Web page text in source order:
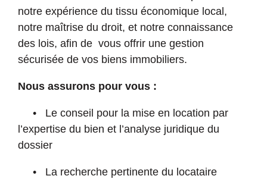
notre expérience du tissu économique local,
notre maîtrise du droit, et notre connaissance
des lois, afin de vous offrir une gestion
sécurisée de vos biens immobiliers.
Nous assurons pour vous :
• Le conseil pour la mise en location par
l’expertise du bien et l’analyse juridique du
dossier
• La recherche pertinente du locataire